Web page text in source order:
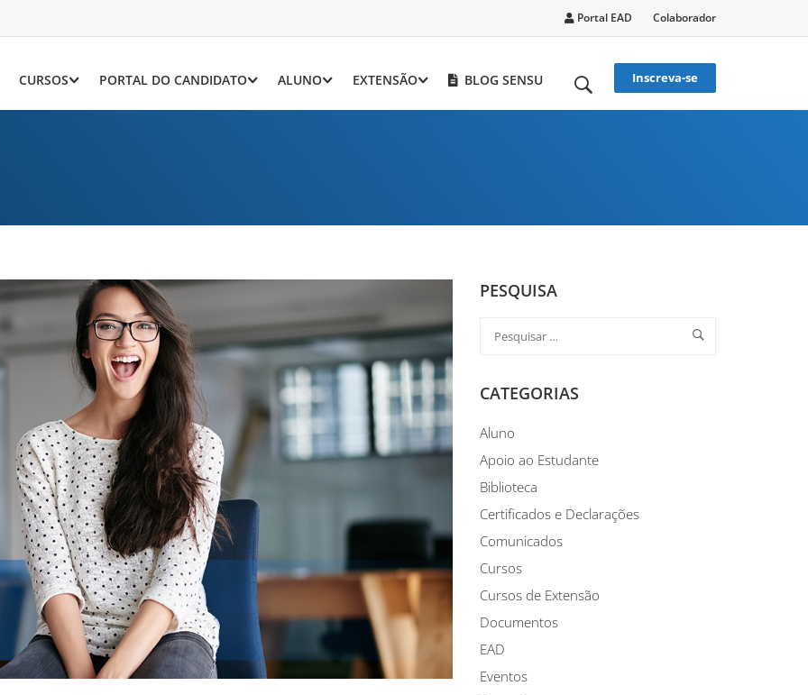
Portal EAD Colaborador
CURSOS PORTAL DO CANDIDATO ALUNO EXTENSÃO BLOG SENSU Inscreva-se
PESQUISA
CATEGORIAS
Aluno
Apoio ao Estudante
Biblioteca
Certificados e Declarações
Comunicados
Cursos
Cursos de Extensão
Documentos
EAD
Eventos